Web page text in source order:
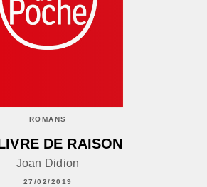
ROMANS
DE RAISON
Joan Didion
27/02/2019